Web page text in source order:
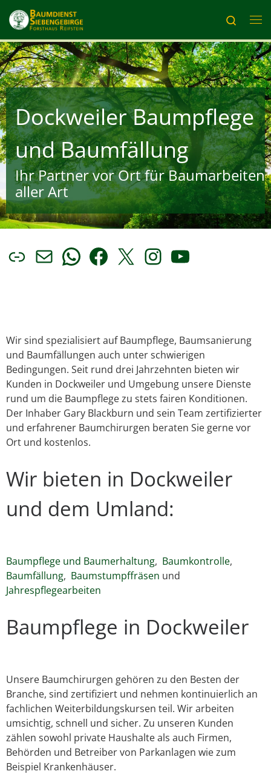
Zum Inhalt springen
Search
Dockweiler Baumpflege
und Baumfällung
Ihr Partner vor Ort für Baumarbeiten
aller Art
LinkE-Mail
WhatsApp
Facebook
X Instagram
YouTube
Wir sind spezialisiert auf Baumpflege, Baumsanierung
und Baumfällungen auch unter schwierigen
Bedingungen. Seit rund drei Jahrzehnten bieten wir
Kunden in Dockweiler und Umgebung unsere Dienste
rund um die Baumpflege zu stets fairen Konditionen.
Der Inhaber Gary Blackburn und sein Team zertifizierter
und erfahrener Baumchirurgen beraten Sie gerne vor
Ort und kostenlos.
Wir bieten in Dockweiler
und dem Umland:
Baumpflege und Baumerhaltung, Baumkontrolle,
Baumfällung, Baumstumpffräsen und
Jahrespflegearbeiten
Baumpflege in Dockweiler
Unsere Baumchirurgen gehören zu den Besten der
Branche, sind zertifiziert und nehmen kontinuierlich an
fachlichen Weiterbildungskursen teil. Wir arbeiten
umsichtig, schnell und sicher. Zu unseren Kunden
zählen sowohl private Haushalte als auch Firmen,
Behörden und Betreiber von Parkanlagen wie zum
Beispiel Krankenhäuser.